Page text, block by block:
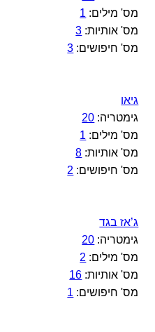
מס' מילים: 1
מס' אותיות: 3
מס' חיפושים: 3
גיאו
גימטריה: 20
מס' מילים: 1
מס' אותיות: 8
מס' חיפושים: 2
ג’אז בגד
גימטריה: 20
מס' מילים: 2
מס' אותיות: 16
מס' חיפושים: 1